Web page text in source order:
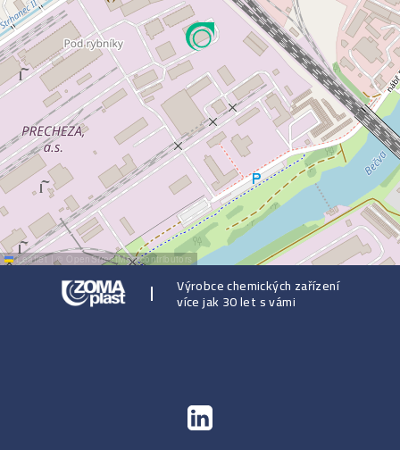
Leaflet © OpenStreetMapcontributors
Výrobce chemických zařízení
více jak 30 let s vámi